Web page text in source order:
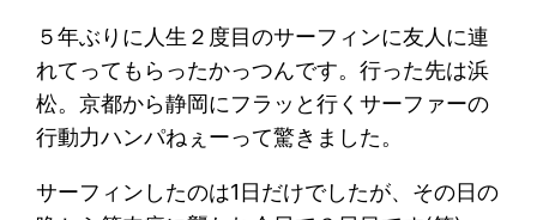
５年ぶりに人生２度目のサーフィンに友人に連
れてってもらったかっつんです。行った先は浜
松。京都から静岡にフラッと行くサーファーの
行動力ハンパねぇーって驚きました。
サーフィンしたのは1日だけでしたが、その日の